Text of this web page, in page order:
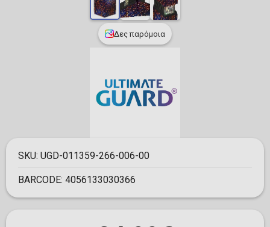
Δες παρόμοια
SKU: UGD-011359-266-006-00
BARCODE: 4056133030366